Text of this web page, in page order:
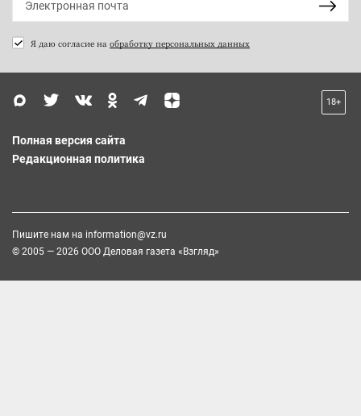
Я даю согласие на обработку персональных данных
18+
Полная версия сайта
Редакционная политика
Пишите нам на information@vz.ru
© 2005 — 2026 ООО Деловая газета «Взгляд»